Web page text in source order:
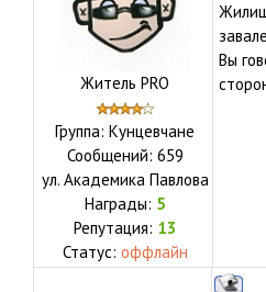
Житель PRO
Группа: Кунцевчане
Сообщений: 659
ул. Академика Павлова
Награды: 5
Репутация: 13
Статус: оффлайн
Вы